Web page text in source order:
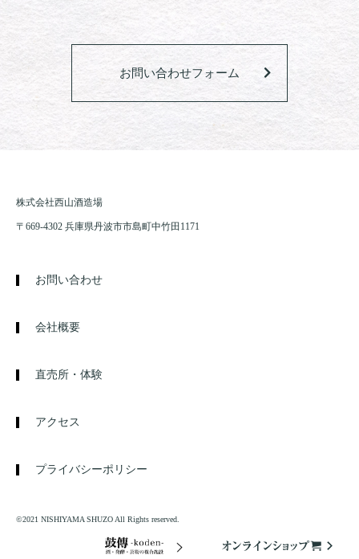
お問い合わせフォーム
株式会社西山酒造場
〒669-4302 兵庫県丹波市市島町中竹田1171
お問い合わせ
会社概要
直売所・体験
アクセス
プライバシーポリシー
©2021 NISHIYAMA SHUZO All Rights reserved.